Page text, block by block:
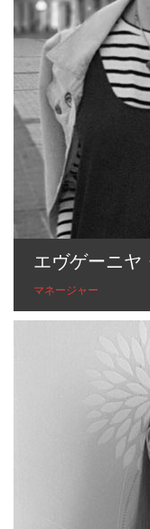
エヴゲーニヤ
マネージャー